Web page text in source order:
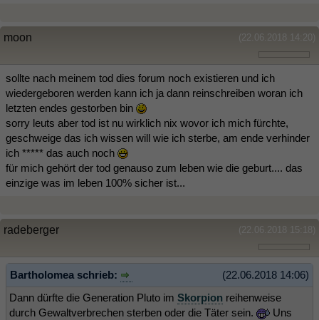
(22.06.2018 14:20)
moon
sollte nach meinem tod dies forum noch existieren und ich
wiedergeboren werden kann ich ja dann reinschreiben woran ich
letzten endes gestorben bin
sorry leuts aber tod ist nu wirklich nix wovor ich mich fürchte,
geschweige das ich wissen will wie ich sterbe, am ende verhinder
ich ***** das auch noch
für mich gehört der tod genauso zum leben wie die geburt.... das
einzige was im leben 100% sicher ist...
(22.06.2018 15:18)
radeberger
(22.06.2018 14:06)
Bartholomea schrieb:
Dann dürfte die Generation Pluto im Skorpion reihenweise
durch Gewaltverbrechen sterben oder die Täter sein.
Uns